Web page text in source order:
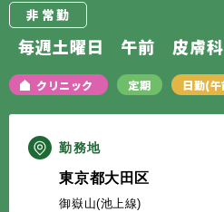
定期非常勤の求人
特集から探す
エージェントサービス
エージェントサービスTOP
非常勤
毎週土曜日 午前 皮膚
クリニック 定期 日勤(
勤務地
東京都大田区
御嶽山(池上線)